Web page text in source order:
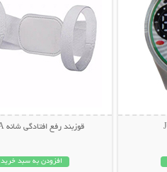
قوزبند رفع افتادگی شانه HANA
افزودن به سبد خرید